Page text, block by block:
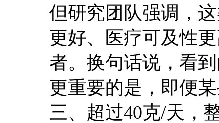
但研究团队强调，
更好、医疗可及性
者。换句话说，看
更重要的是，即便
三、超过40克/天，